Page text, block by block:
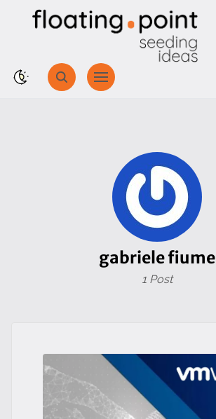
gabriele fiume
1 Post